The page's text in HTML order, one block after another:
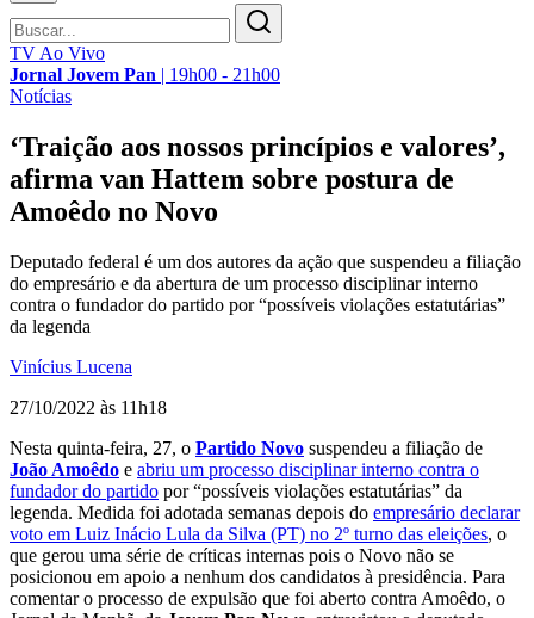
TV Ao Vivo
Jornal Jovem Pan | 19h00 - 21h00
Notícias
‘Traição aos nossos princípios e valores’,
afirma van Hattem sobre postura de
Amoêdo no Novo
Deputado federal é um dos autores da ação que suspendeu a filiação
do empresário e da abertura de um processo disciplinar interno
contra o fundador do partido por “possíveis violações estatutárias”
da legenda
Vinícius Lucena
27/10/2022 às 11h18
Nesta quinta-feira, 27, o Partido Novo suspendeu a filiação de
João Amoêdo e abriu um processo disciplinar interno contra o
fundador do partido por “possíveis violações estatutárias” da
legenda. Medida foi adotada semanas depois do empresário declarar
voto em Luiz Inácio Lula da Silva (PT) no 2º turno das eleições, o
que gerou uma série de críticas internas pois o Novo não se
posicionou em apoio a nenhum dos candidatos à presidência. Para
comentar o processo de expulsão que foi aberto contra Amoêdo, o